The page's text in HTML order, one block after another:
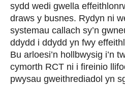
sydd wedi gwella
draws y busnes. Rydyn ni
systemau callach sy’n
ddydd i ddydd yn fwy
Bu arloesi’n hollbwysig i’n
cymorth RCT ni i fireinio
pwysau gweithrediadol yn